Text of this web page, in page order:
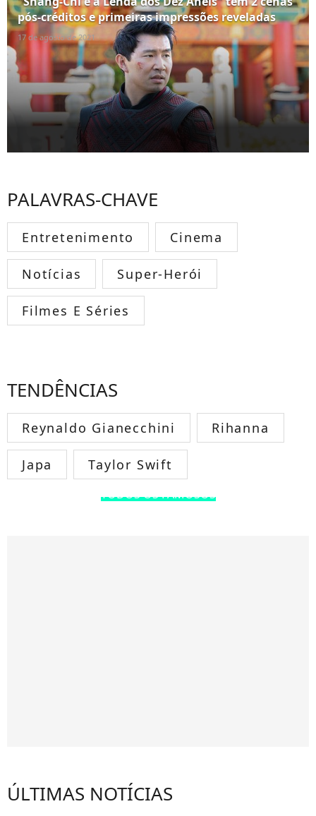
pós-créditos e primeiras impressões reveladas
17 de agosto de 2021
PALAVRAS-CHAVE
Entretenimento Cinema
Notícias Super-Herói
Filmes E Séries
TENDÊNCIAS
Reynaldo Gianecchini Rihanna
Japa Taylor Swift
TODOS OS FAMOSOS
ÚLTIMAS NOTÍCIAS